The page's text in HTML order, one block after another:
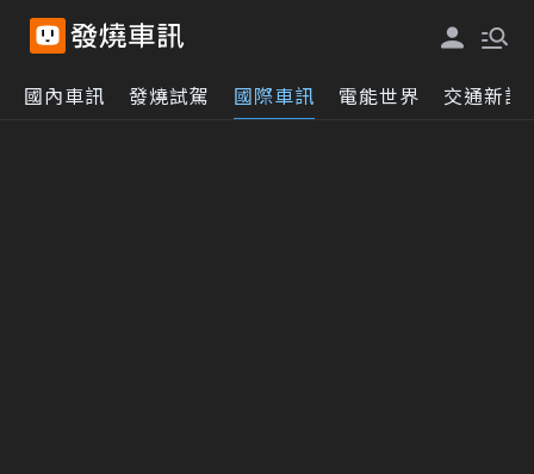
國內車訊 發燒試駕 國際車訊 電能世界 交通新訊